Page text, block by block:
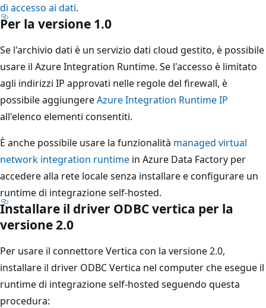
di accesso ai dati.
Per la versione 1.0
Se l'archivio dati è un servizio dati cloud gestito, è possibile
usare il Azure Integration Runtime. Se l'accesso è limitato
agli indirizzi IP approvati nelle regole del firewall, è
possibile aggiungereAzure Integration Runtime IP
all'elenco elementi consentiti.
È anche possibile usare la funzionalità managed virtual
network integration runtime in Azure Data Factory per
accedere alla rete locale senza installare e configurare un
runtime di integrazione self-hosted.
Installare il driver ODBC vertica per la
versione 2.0
Per usare il connettore Vertica con la versione 2.0,
installare il driver ODBC Vertica nel computer che esegue il
runtime di integrazione self-hosted seguendo questa
procedura: